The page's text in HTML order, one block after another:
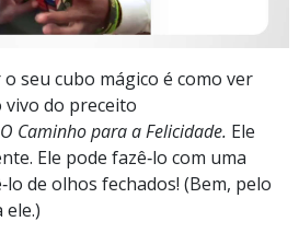
seu cubo mágico é como ver
vivo do preceito
O Caminho para a Felicidade. Ele
Ele pode fazê‑lo com uma
de olhos fechados! (Bem, pelo